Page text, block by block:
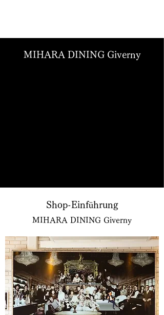
MIHARA DINING Giverny
Shop-Einführung
MIHARA DINING Giverny